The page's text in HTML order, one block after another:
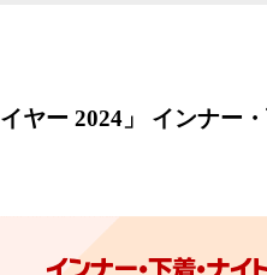
ヤー 2024」 インナー